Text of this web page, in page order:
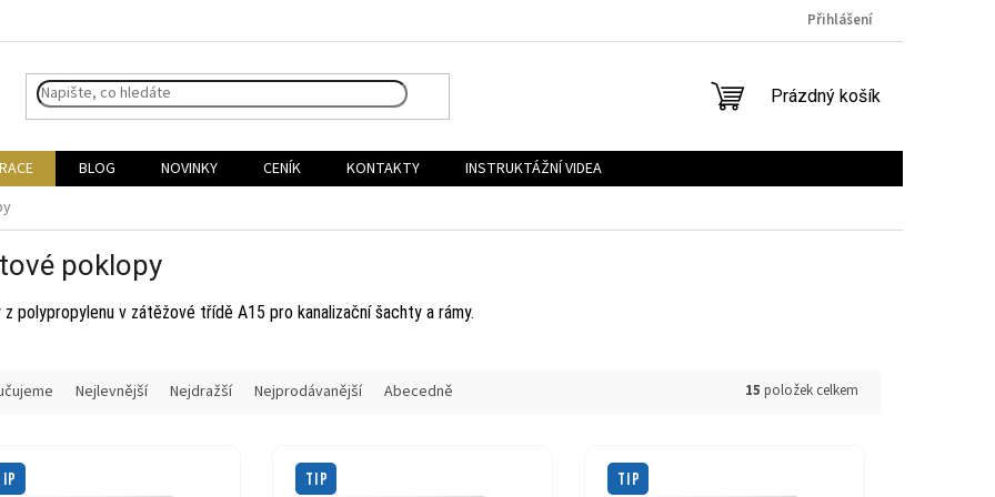
Přihlášení
NÁKUPNÍ
Prázdný košík
BLOG NOVINKY CENÍK KONTAKTY
INSTRUKTÁŽNÍ VIDEA
poklopy
z polypropylenu v zátěžové třídě A15 pro kanalizační šachty a rámy.
Nejlevnější Nejdražší Nejprodávanější Abecedně 15 položek celkem
TIP TIP